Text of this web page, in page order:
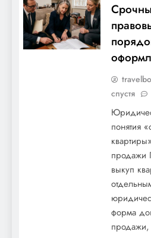
спустя
понятия
продажи
выкуп
форма
продажи,